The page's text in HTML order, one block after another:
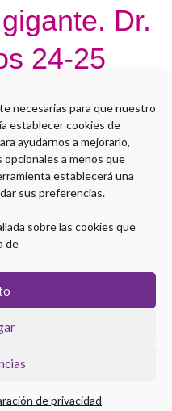
necesarias para que nuestro
establecer cookies de
ayudarnos a mejorarlo,
a menos que
establecerá una
sus preferencias.
sobre las cookies que
de
de privacidad
Dr.
24-25
de Cookies